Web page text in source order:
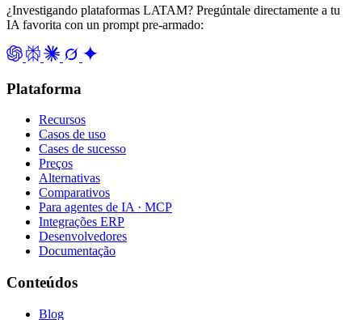
¿Investigando plataformas LATAM? Pregúntale directamente a tu
IA favorita con un prompt pre-armado:
Plataforma
Recursos
Casos de uso
Cases de sucesso
Preços
Alternativas
Comparativos
Para agentes de IA · MCP
Integrações ERP
Desenvolvedores
Documentação
Conteúdos
Blog